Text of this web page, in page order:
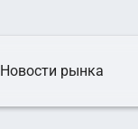
Новости рынка